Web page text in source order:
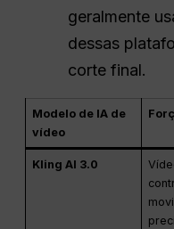
geralmente
dessas
corte final.
Modelo de IA de
vídeo
Kling AI 3.0